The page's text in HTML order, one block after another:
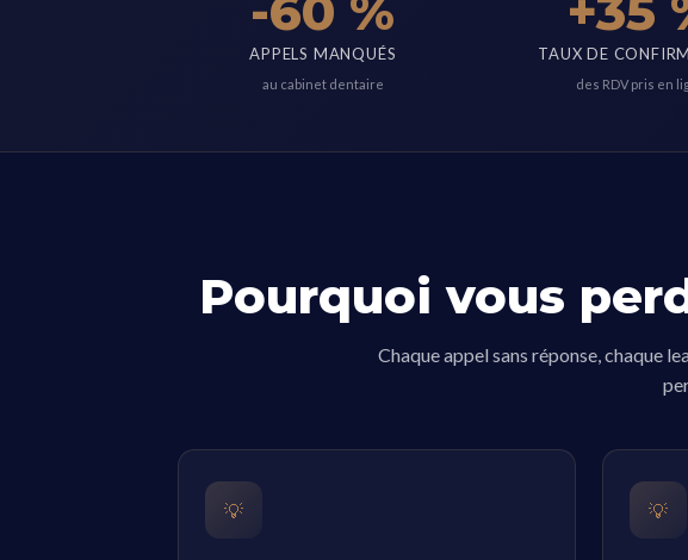
APPELS MANQUÉS
au cabinet dentaire
TAUX DE
des RDV pris en
Pourquoi vous
Chaque appel sans réponse, chaque
💡 💡